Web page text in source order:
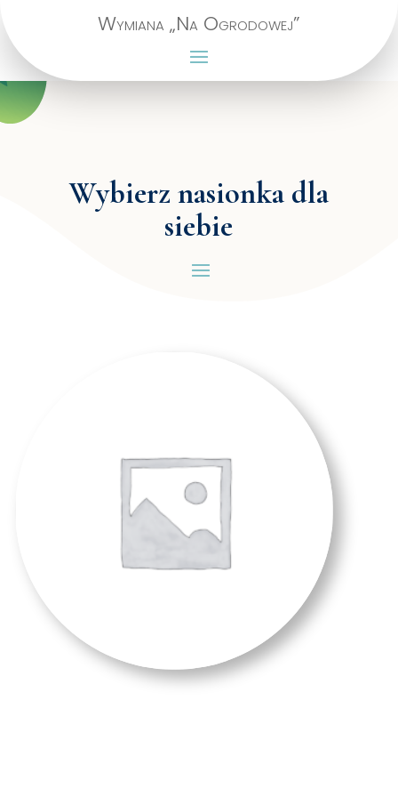
Wymiana „Na Ogrodowej”
Wybierz nasionka dla
siebie